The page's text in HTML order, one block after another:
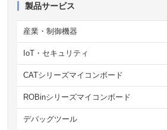
製品サービス
産業・制御機器
IoT・セキュリティ
CATシリーズマイコンボード
ROBinシリーズマイコンボード
デバッグツール